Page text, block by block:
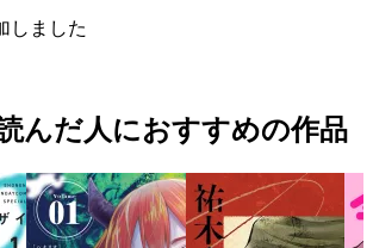
しました
んだ人におすすめの作品